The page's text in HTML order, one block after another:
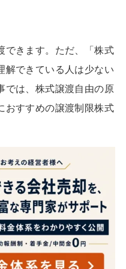
できます。ただ、「株式
解できている人は少ない
では、株式譲渡自由の原
おすすめの譲渡制限株式